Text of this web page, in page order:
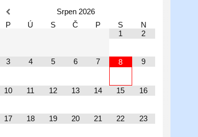
Srpen 2026
P
Ú S Č P S
N
1
2
3 4 5 6 7 8 9
10 11 12 13 14 15 16
17 18 19 20 21 22 23